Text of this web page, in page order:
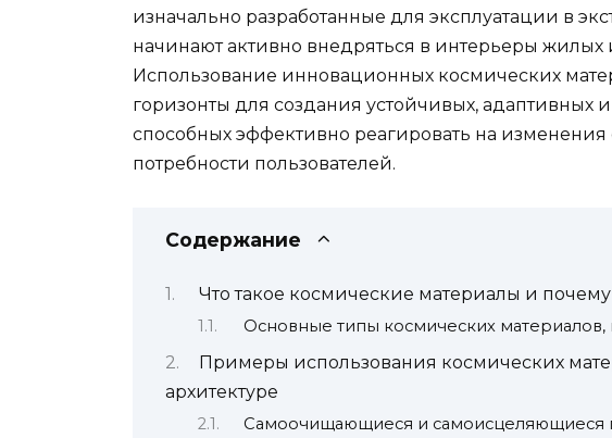
изначально разработанные для эксплуатации в
начинают активно внедряться в интерьеры
Использование инновационных космических
горизонты для создания устойчивых, адаптивных
способных эффективно реагировать на
потребности пользователей.
Содержание
Что такое космические материалы и
Основные типы космических материалов,
Примеры использования космических
архитектуре
Самоочищающиеся и самоисцеляющиеся